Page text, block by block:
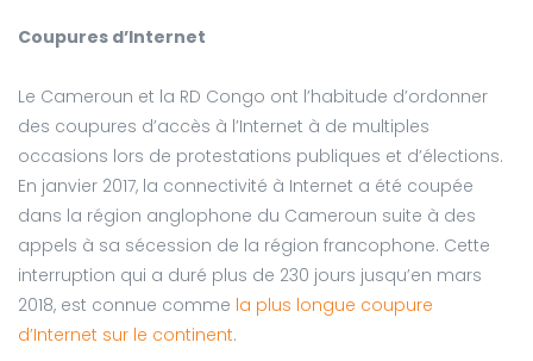
Coupures d’Internet
Le Cameroun et la RD Congo ont l’habitude d’ordonner
des coupures d’accès à l’Internet à de multiples
occasions lors de protestations publiques et d’élections.
En janvier 2017, la connectivité à Internet a été coupée
dans la région anglophone du Cameroun suite à des
appels à sa sécession de la région francophone. Cette
interruption qui a duré plus de 230 jours jusqu’en mars
2018, est connue comme la plus longue coupure
d’Internet sur le continent.